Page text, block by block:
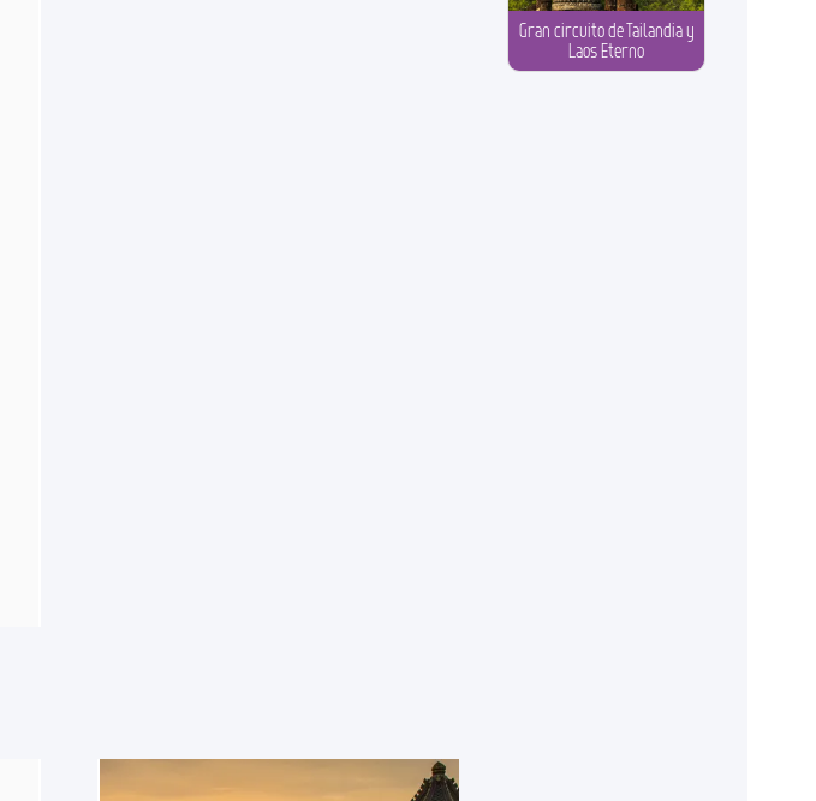
Gran circuito de Tailandia y
Laos Eterno